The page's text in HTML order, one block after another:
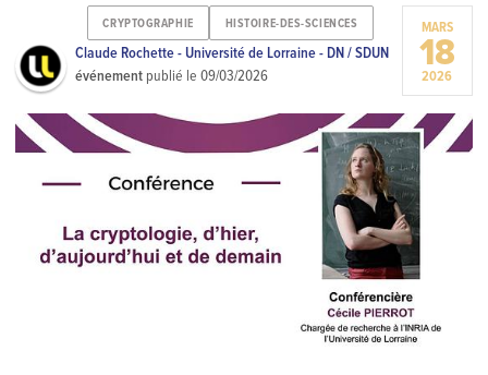
CRYPTOGRAPHIE HISTOIRE-DES-SCIENCES
Claude Rochette - Université de Lorraine - DN / SDUN
événement publié le09/03/2026
MARS
18
2026